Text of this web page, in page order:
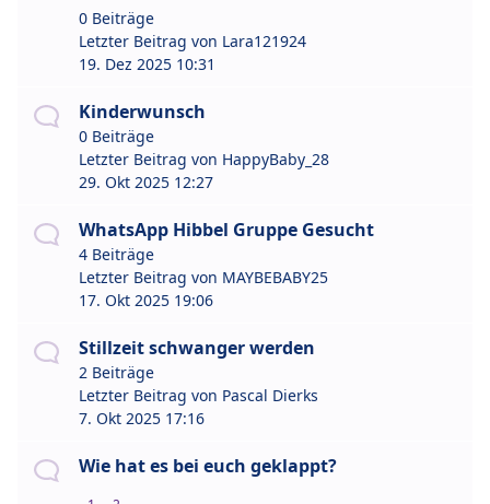
0 Beiträge
Letzter Beitrag von Lara121924
19. Dez 2025 10:31
Kinderwunsch
0 Beiträge
Letzter Beitrag von HappyBaby_28
29. Okt 2025 12:27
WhatsApp Hibbel Gruppe Gesucht
4 Beiträge
Letzter Beitrag von MAYBEBABY25
17. Okt 2025 19:06
Stillzeit schwanger werden
2 Beiträge
Letzter Beitrag von Pascal Dierks
7. Okt 2025 17:16
Wie hat es bei euch geklappt?